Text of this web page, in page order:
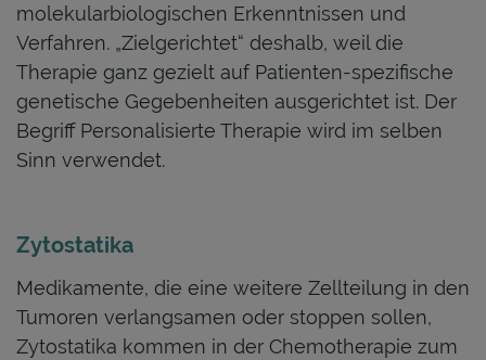
molekularbiologischen Erkenntnissen und
Verfahren. „Zielgerichtet“ deshalb, weil die
Therapie ganz gezielt auf Patienten-spezifische
genetische Gegebenheiten ausgerichtet ist. Der
Begriff Personalisierte Therapie wird im selben
Sinn verwendet.
Zytostatika
Medikamente, die eine weitere Zellteilung in den
Tumoren verlangsamen oder stoppen sollen,
Zytostatika kommen in der Chemotherapie zum